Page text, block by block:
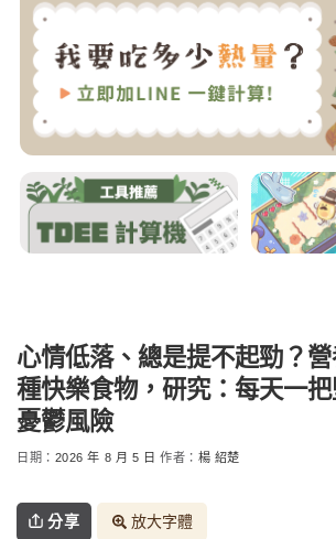
心情低落、總是提不起勁？
種快樂食物，研究：每天一
憂鬱風險
日期： 2026 年 8 月 5 日 作者： 楊 紹楚
分享 放大字體